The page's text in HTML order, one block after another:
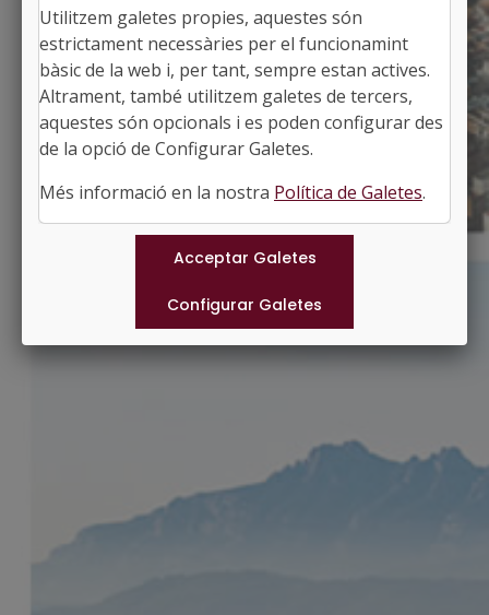
FORALLAC
Alcalde: Josep Sala Leal
El Baix Empordà, Girona
Població: 1.790
Superfície: 49,97 km2
http://www.forallac.cat
Municipis
Utilitzem galetes propies, aquestes són
estrictament necessàries per el funcionamint
bàsic de la web i, per tant, sempre estan actives.
Altrament, també utilitzem galetes de tercers,
aquestes són opcionals i es poden configurar des
de la opció de Configurar Galetes.
Més informació en la nostra Política de Galetes.